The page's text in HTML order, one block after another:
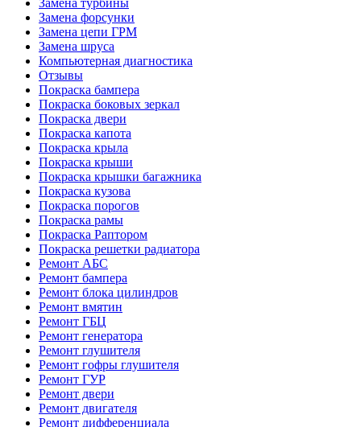
Замена турбины
Замена форсунки
Замена цепи ГРМ
Замена шруса
Компьютерная диагностика
Отзывы
Покраска бампера
Покраска боковых зеркал
Покраска двери
Покраска капота
Покраска крыла
Покраска крыши
Покраска крышки багажника
Покраска кузова
Покраска порогов
Покраска рамы
Покраска Раптором
Покраска решетки радиатора
Ремонт АБС
Ремонт бампера
Ремонт блока цилиндров
Ремонт вмятин
Ремонт ГБЦ
Ремонт генератора
Ремонт глушителя
Ремонт гофры глушителя
Ремонт ГУР
Ремонт двери
Ремонт двигателя
Ремонт дифференциала